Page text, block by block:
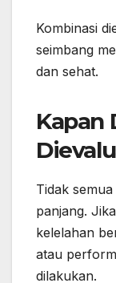
Kombinasi
seimbang
dan sehat.
Kapan
Tidak
panjang.
kelelahan
atau
dilakukan.